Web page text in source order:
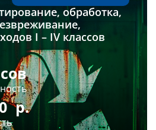
обработка,
I – IV классов
р.